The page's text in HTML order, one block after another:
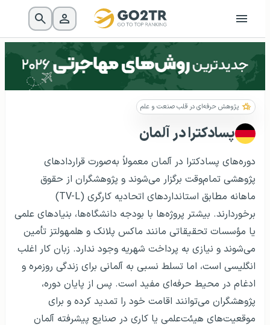
پژوهش حرفه‌ای در قلب صنعت و علم
پسادکترا در آلمان
دوره‌های پسادکترا در آلمان معمولاً به‌صورت قراردادهای
پژوهشی تمام‌وقت برگزار می‌شوند و پژوهشگران از حقوق
ماهانه مطابق استانداردهای اتحادیه کارگری (TV-L)
برخوردارند. بیشتر پروژه‌ها با بودجه دانشگاه‌ها، بنیادهای علمی
یا مؤسسات تحقیقاتی مانند ماکس پلانک و هلمهولتز تأمین
می‌شوند و نیازی به پرداخت شهریه وجود ندارد. زبان کار اغلب
انگلیسی است، اما تسلط نسبی به آلمانی برای زندگی روزمره و
ادغام در محیط حرفه‌ای مفید است. پس از پایان دوره،
پژوهشگران می‌توانند اقامت خود را تمدید کرده و برای
موقعیت‌های هیئت‌علمی یا کاری در صنایع پیشرفته آلمان